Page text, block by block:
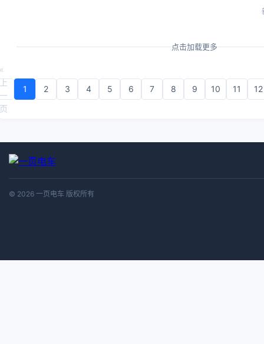
点击加载更多
«
上
一
页
1 2 3 4 5 6 7 8 9 10 11 12
© 2026 一页电车 版权所有